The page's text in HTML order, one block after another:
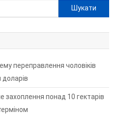
Пошук:
переправлення чоловіків
захоплення понад 10 гектарів